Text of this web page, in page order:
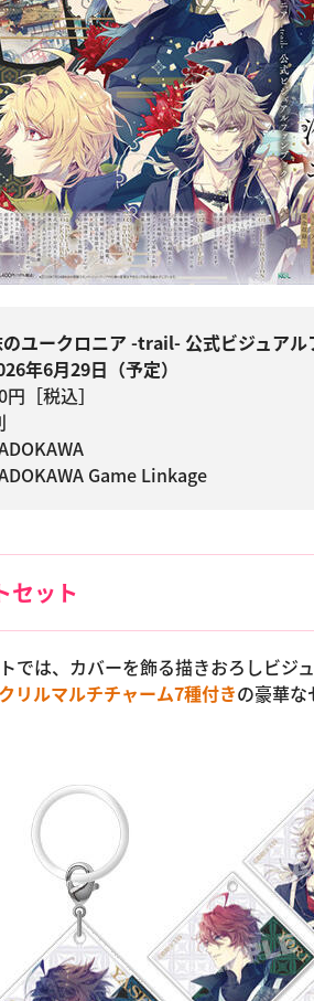
のユークロニア -trail- 公式ビジュアル
年6月29日（予定）
［税込］
Game Linkage
セット
では、カバーを飾る描きおろしビジ
リルマルチチャーム7種付きの豪華な